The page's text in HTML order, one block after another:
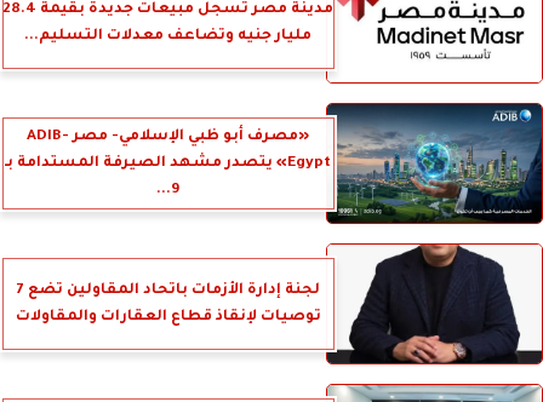
مدينة مصر تسجل مبيعات جديدة بقيمة 28.4
مليار جنيه وتضاعف معدلات التسليم...
«مصرف أبو ظبي الإسلامي- مصر ADIB-
Egypt» يتصدر مشهد الصيرفة المستدامة بـ
9...
لجنة إدارة الأزمات باتحاد المقاولين تضع 7
توصيات لإنقاذ قطاع العقارات والمقاولات